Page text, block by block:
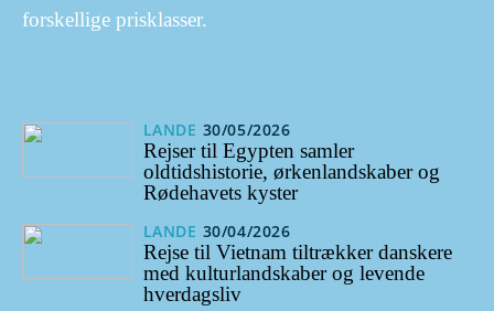
forskellige prisklasser.
LANDE 30/05/2026
Rejser til Egypten samler
oldtidshistorie, ørkenlandskaber og
Rødehavets kyster
LANDE 30/04/2026
Rejse til Vietnam tiltrækker danskere
med kulturlandskaber og levende
hverdagsliv